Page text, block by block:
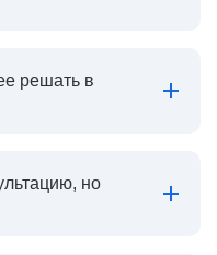
решать в
но